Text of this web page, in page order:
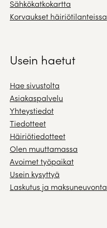
Sähkökatkokartta
Korvaukset häiriötilanteissa
Usein haetut
Hae sivustolta
Asiakaspalvelu
Yhteystiedot
Tiedotteet
Häiriötiedotteet
Olen muuttamassa
Avoimet työpaikat
Usein kysyttyä
Laskutus ja maksuneuvonta